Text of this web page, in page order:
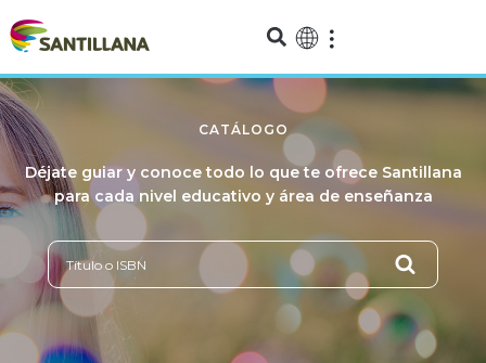
CATÁLOGO
Déjate guiar y conoce todo lo que te ofrece Santillana
para cada nivel educativo y área de enseñanza